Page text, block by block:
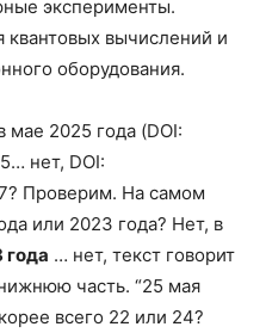
эксперименты.
квантовых вычислений и
оборудования.
мае 2025 года (DOI:
нет, DOI:
Проверим. На самом
или 2023 года? Нет, в
года … нет, текст говорит
часть. “25 мая
всего 22 или 24?